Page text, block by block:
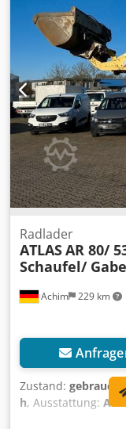
/ PS): 100 / 136 •
• Letzte
Ausstattung:
Rückfahrkamera •
/Wandlergetriebe -
gewartet / alle
einsatzbereit!
Achim 229 km
Radlader
ATLASAR 80/
Schaufel/
Zustand: gebraucht
h, Ausstattung:
Betriebsstunden *